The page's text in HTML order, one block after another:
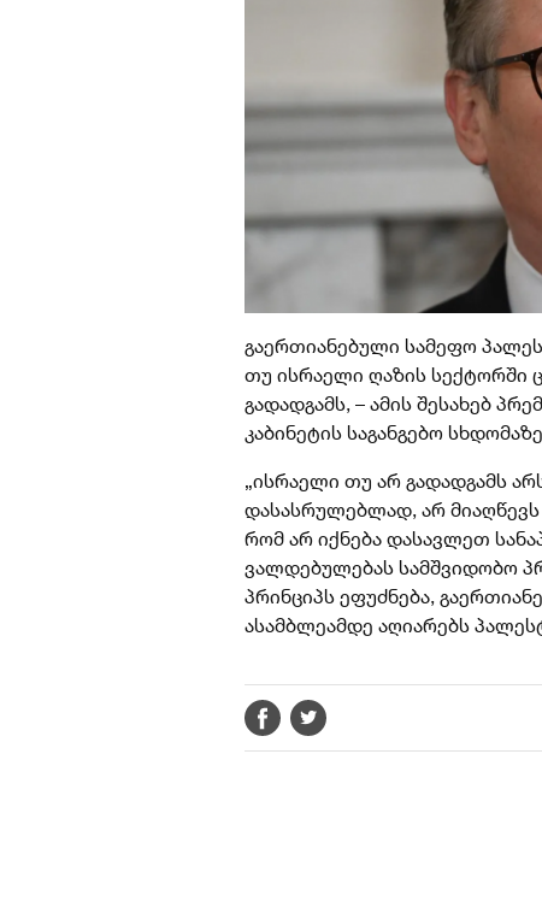
გაერთიანებული სამეფო
თუ ისრაელი ღაზის სექტორში
გადადგამს, – ამის შესახებ
კაბინეტის საგანგებო
„ისრაელი თუ არ გადადგამს
დასასრულებლად, არ
რომ არ იქნება დასავლეთ
ვალდებულებას სამშვიდობო
პრინციპს ეფუძნება,
ასამბლეამდე აღიარებს